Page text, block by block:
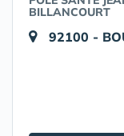
BILLANCOURT
92100 -